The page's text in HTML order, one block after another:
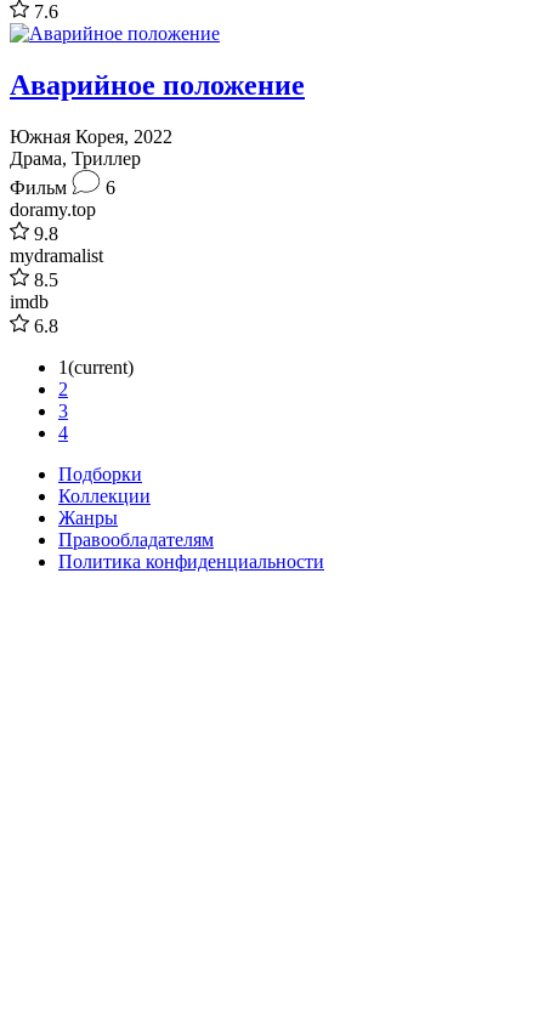
7.6
Аварийное положение
Южная Корея, 2022
Драма, Триллер
Фильм
6
doramy.top
9.8
mydramalist
8.5
imdb
6.8
1(current)
2
3
4
Подборки
Коллекции
Жанры
Правообладателям
Политика конфиденциальности